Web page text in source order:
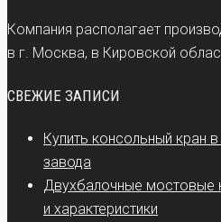
Компания располагает
в г. Москва, в Кировской
СВЕЖИЕ ЗАПИСИ
Купить консольный кран
завода
Двухбалочные мостовые
и характеристики